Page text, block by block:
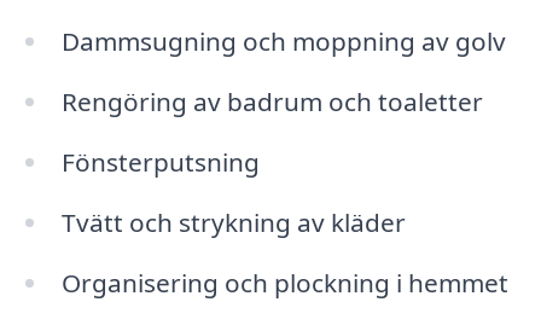
Dammsugning och moppning av golv
Rengöring av badrum och toaletter
Fönsterputsning
Tvätt och strykning av kläder
Organisering och plockning i hemmet